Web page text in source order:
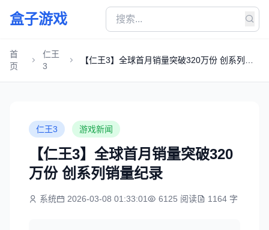
盒子游戏
首
页
仁王
3
【仁王3】全球首月销量突破320万份 创系列销
仁王3 游戏新闻
【仁王3】全球首月销量突破320
万份 创系列销量纪录
系统 2026-03-08 01:33:01 6125 阅读 1164 字